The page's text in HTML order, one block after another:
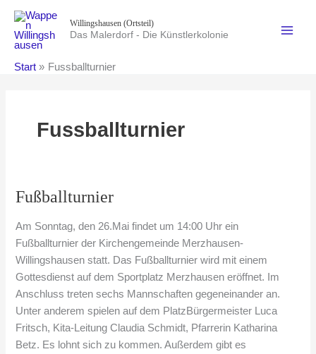
Inhalt
springen
Willingshausen (Ortsteil)
Das Malerdorf - Die Künstlerkolonie
Start Fussballturnier
Fussballturnier
Fußballturnier
Am Sonntag, den 26.Mai findet um 14:00 Uhr ein
Fußballturnier der Kirchengemeinde Merzhausen-
Willingshausen statt. Das Fußballturnier wird mit einem
Gottesdienst auf dem Sportplatz Merzhausen eröffnet. Im
Anschluss treten sechs Mannschaften gegeneinander an.
Unter anderem spielen auf dem PlatzBürgermeister Luca
Fritsch, Kita-Leitung Claudia Schmidt, Pfarrerin Katharina
Betz. Es lohnt sich zu kommen. Außerdem gibt es